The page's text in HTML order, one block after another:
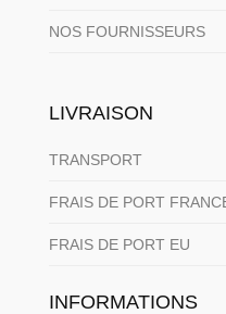
NOS FOURNISSEURS
LIVRAISON
TRANSPORT
FRAIS DE PORT
FRAIS DE PORT EU
INFORMATIONS